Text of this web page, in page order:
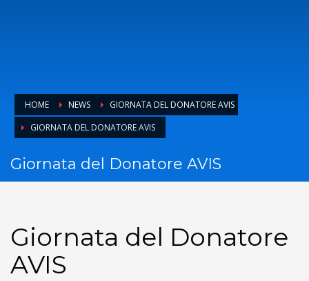
HOME NEWS
GIORNATA DEL DONATORE AVIS
GIORNATA DEL DONATORE AVIS
Giornata del Donatore AVIS
Giornata del Donatore
AVIS